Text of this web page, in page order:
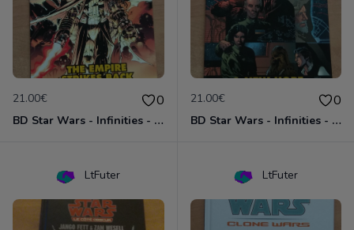
21.00€ 0
BD Star Wars - Infinities - The Empire Strike Back (VO)
21.00€ 0
BD Star Wars - Infinities - A New Hope (VO)
LtFuter LtFuter